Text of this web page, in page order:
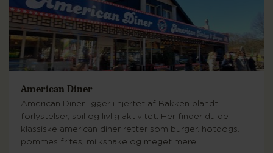
American Diner
American Diner ligger i hjertet af Bakken blandt
forlystelser, spil og livlig aktivitet. Her finder du de
klassiske american diner retter som burger, hotdogs,
pommes frites, milkshake og meget mere.